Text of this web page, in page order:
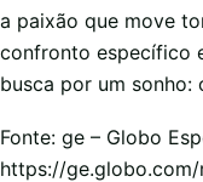
a paixão que move
confronto específico
busca por um sonho:
Fonte: ge – Globo
https://